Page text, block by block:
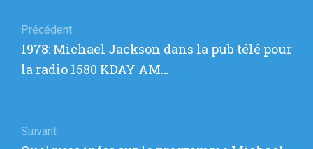
de
l’article
Précédent
Article
précédent
1978: Michael Jackson dans la pub télé pour
la radio 1580 KDAY AM…
Suivant